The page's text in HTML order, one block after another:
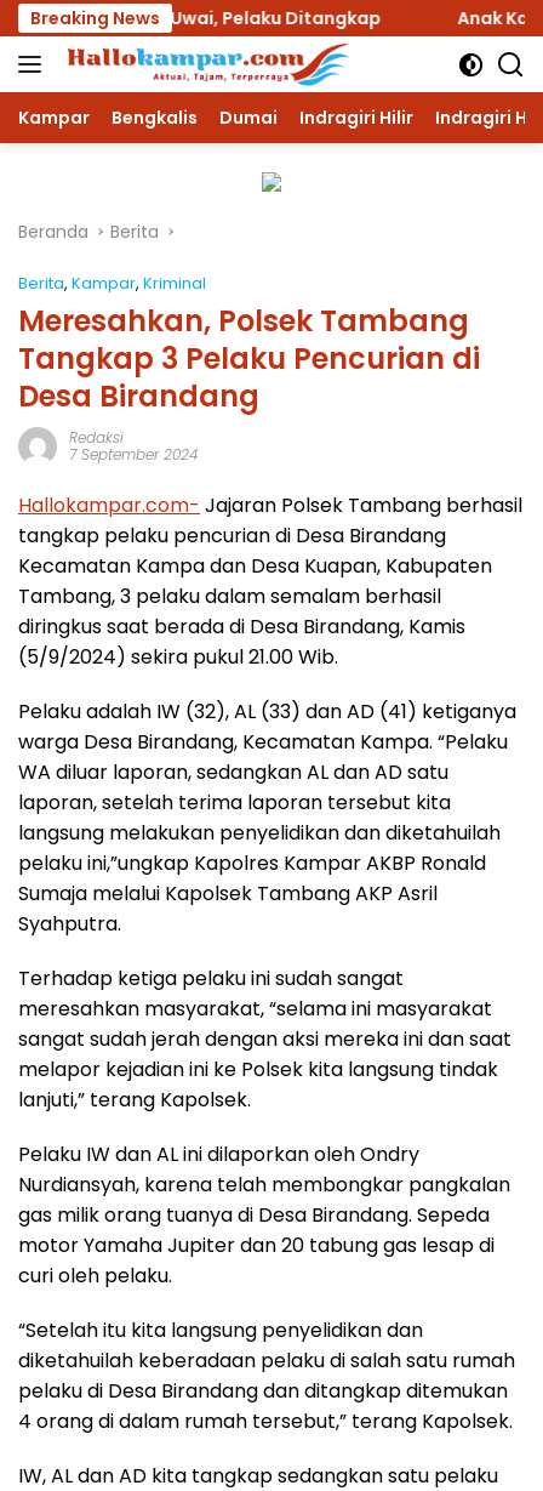
Langsung
ke
konten
Breaking News
Muara Uwai, Pelaku Ditangkap Anak Kandung
Kampar Bengkalis Dumai Indragiri Hilir Indragiri
Beranda Berita
Berita, Kampar, Kriminal
Meresahkan, Polsek Tambang
Tangkap 3 Pelaku Pencurian di
Desa Birandang
Redaksi
7 September 2024
Hallokampar.com- Jajaran Polsek Tambang berhasil
tangkap pelaku pencurian di Desa Birandang
Kecamatan Kampa dan Desa Kuapan, Kabupaten
Tambang, 3 pelaku dalam semalam berhasil
diringkus saat berada di Desa Birandang, Kamis
(5/9/2024) sekira pukul 21.00 Wib.
Pelaku adalah IW (32), AL (33) dan AD (41) ketiganya
warga Desa Birandang, Kecamatan Kampa. “Pelaku
WA diluar laporan, sedangkan AL dan AD satu
laporan, setelah terima laporan tersebut kita
langsung melakukan penyelidikan dan diketahuilah
pelaku ini,”ungkap Kapolres Kampar AKBP Ronald
Sumaja melalui Kapolsek Tambang AKP Asril
Syahputra.
Terhadap ketiga pelaku ini sudah sangat
meresahkan masyarakat, “selama ini masyarakat
sangat sudah jerah dengan aksi mereka ini dan saat
melapor kejadian ini ke Polsek kita langsung tindak
lanjuti,” terang Kapolsek.
Pelaku IW dan AL ini dilaporkan oleh Ondry
Nurdiansyah, karena telah membongkar pangkalan
gas milik orang tuanya di Desa Birandang. Sepeda
motor Yamaha Jupiter dan 20 tabung gas lesap di
curi oleh pelaku.
“Setelah itu kita langsung penyelidikan dan
diketahuilah keberadaan pelaku di salah satu rumah
pelaku di Desa Birandang dan ditangkap ditemukan
4 orang di dalam rumah tersebut,” terang Kapolsek.
IW, AL dan AD kita tangkap sedangkan satu pelaku